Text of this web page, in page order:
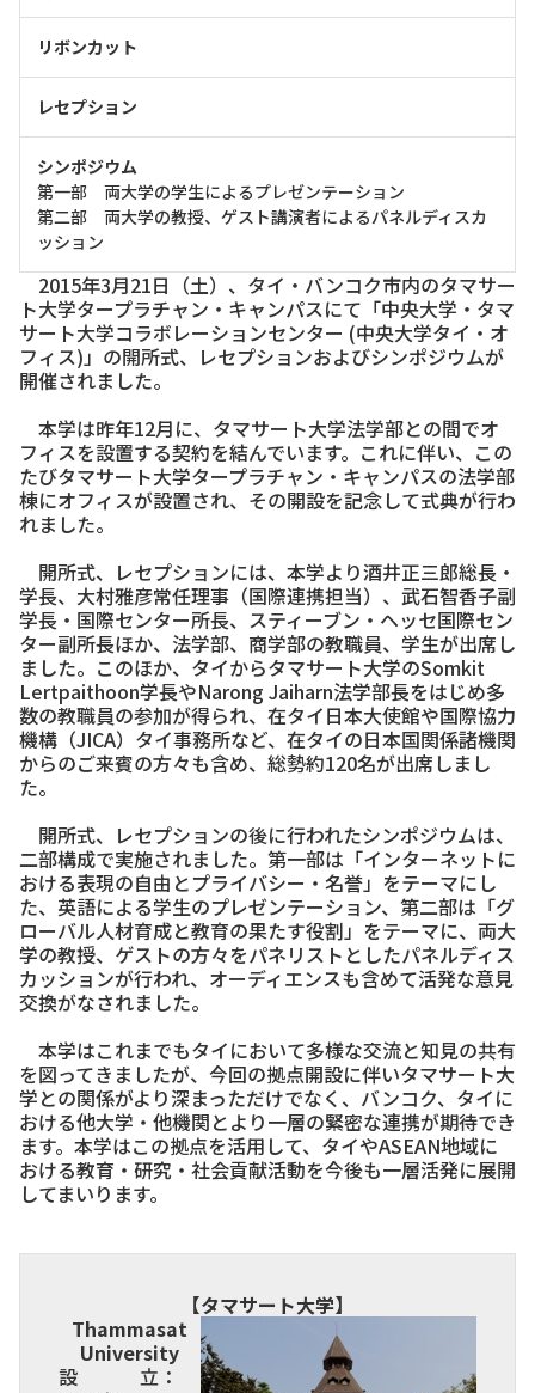
リボンカット
レセプション
シンポジウム
第一部 両大学の学生によるプレゼンテーション
第二部 両大学の教授、ゲスト講演者によるパネルディスカ
ッション
2015年3月21日（土）、タイ・バンコク市内のタマサー
ト大学タープラチャン・キャンパスにて「中央大学・タマ
サート大学コラボレーションセンター (中央大学タイ・オ
フィス)」の開所式、レセプションおよびシンポジウムが
開催されました。
本学は昨年12月に、タマサート大学法学部との間でオ
フィスを設置する契約を結んでいます。これに伴い、この
たびタマサート大学タープラチャン・キャンパスの法学部
棟にオフィスが設置され、その開設を記念して式典が行わ
れました。
開所式、レセプションには、本学より酒井正三郎総長・
学長、大村雅彦常任理事（国際連携担当）、武石智香子副
学長・国際センター所長、スティーブン・ヘッセ国際セン
ター副所長ほか、法学部、商学部の教職員、学生が出席し
ました。このほか、タイからタマサート大学のSomkit
Lertpaithoon学長やNarong Jaiharn法学部長をはじめ多
数の教職員の参加が得られ、在タイ日本大使館や国際協力
機構（JICA）タイ事務所など、在タイの日本国関係諸機関
からのご来賓の方々も含め、総勢約120名が出席しまし
た。
開所式、レセプションの後に行われたシンポジウムは、
二部構成で実施されました。第一部は「インターネットに
おける表現の自由とプライバシー・名誉」をテーマにし
た、英語による学生のプレゼンテーション、第二部は「グ
ローバル人材育成と教育の果たす役割」をテーマに、両大
学の教授、ゲストの方々をパネリストとしたパネルディス
カッションが行われ、オーディエンスも含めて活発な意見
交換がなされました。
本学はこれまでもタイにおいて多様な交流と知見の共有
を図ってきましたが、今回の拠点開設に伴いタマサート大
学との関係がより深まっただけでなく、バンコク、タイに
おける他大学・他機関とより一層の緊密な連携が期待でき
ます。本学はこの拠点を活用して、タイやASEAN地域に
おける教育・研究・社会貢献活動を今後も一層活発に展開
してまいります。
【タマサート大学】
Thammasat
University
設 立：